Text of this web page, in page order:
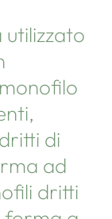
di
ad
dritti